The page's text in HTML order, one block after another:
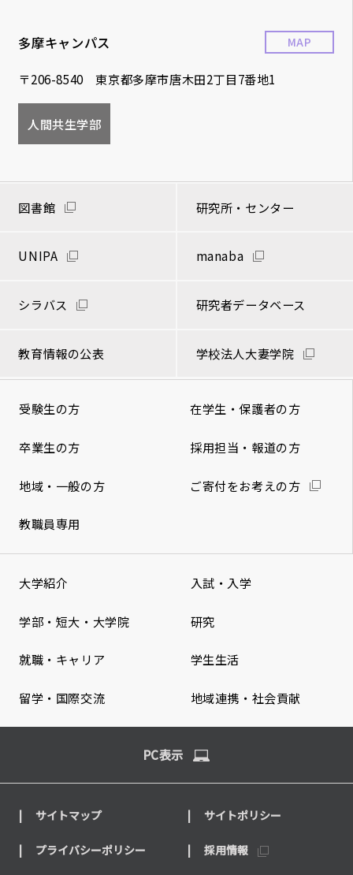
多摩キャンパス
〒206-8540 東京都多摩市唐木田2丁目7番地1
MAP
人間共生学部
図書館 研究所・センター
UNIPA manaba
シラバス 研究者データベース
教育情報の公表 学校法人大妻学院
受験生の方 在学生・保護者の方
卒業生の方 採用担当・報道の方
地域・一般の方 ご寄付をお考えの方
教職員専用
大学紹介 入試・入学
学部・短大・大学院 研究
就職・キャリア 学生生活
留学・国際交流 地域連携・社会貢献
PC表示
サイトマップ サイトポリシー
プライバシーポリシー 採用情報